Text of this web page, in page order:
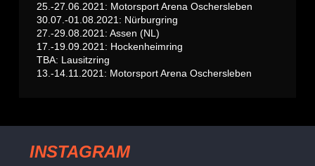
25.-27.06.2021: Motorsport Arena Oschersleben
30.07.-01.08.2021: Nürburgring
27.-29.08.2021: Assen (NL)
17.-19.09.2021: Hockenheimring
TBA: Lausitzring
13.-14.11.2021: Motorsport Arena Oschersleben
INSTAGRAM